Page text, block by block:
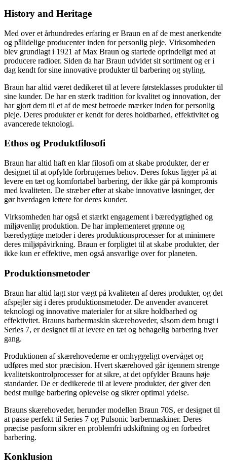
History and Heritage
Med over et århundredes erfaring er Braun en af de mest anerkendte
og pålidelige producenter inden for personlig pleje. Virksomheden
blev grundlagt i 1921 af Max Braun og startede oprindeligt med at
producere radioer. Siden da har Braun udvidet sit sortiment og er i
dag kendt for sine innovative produkter til barbering og styling.
Braun har altid været dedikeret til at levere førsteklasses produkter til
sine kunder. De har en stærk tradition for kvalitet og innovation, der
har gjort dem til et af de mest betroede mærker inden for personlig
pleje. Deres produkter er kendt for deres holdbarhed, effektivitet og
avancerede teknologi.
Ethos og Produktfilosofi
Braun har altid haft en klar filosofi om at skabe produkter, der er
designet til at opfylde forbrugernes behov. Deres fokus ligger på at
levere en tæt og komfortabel barbering, der ikke går på kompromis
med kvaliteten. De stræber efter at skabe innovative løsninger, der
gør hverdagen lettere for deres kunder.
Virksomheden har også et stærkt engagement i bæredygtighed og
miljøvenlig produktion. De har implementeret grønne og
bæredygtige metoder i deres produktionsprocesser for at minimere
deres miljøpåvirkning. Braun er forpligtet til at skabe produkter, der
ikke kun er effektive, men også ansvarlige over for planeten.
Produktionsmetoder
Braun har altid lagt stor vægt på kvaliteten af deres produkter, og det
afspejler sig i deres produktionsmetoder. De anvender avanceret
teknologi og innovative materialer for at sikre holdbarhed og
effektivitet. Brauns barbermaskin skærehoveder, såsom dem brugt i
Series 7, er designet til at levere en tæt og behagelig barbering hver
gang.
Produktionen af ​​skærehovederne er omhyggeligt overvåget og
udføres med stor præcision. Hvert skærehoved går igennem strenge
kvalitetskontrolprocesser for at sikre, at det opfylder Brauns høje
standarder. De er dedikerede til at levere produkter, der giver den
bedst mulige barbering oplevelse og sikrer optimal ydelse.
Brauns skærehoveder, herunder modellen Braun 70S, er designet til
at passe perfekt til Series 7 og Pulsonic barbermaskiner. Deres
præcise pasform sikrer en problemfri udskiftning og en forbedret
barbering.
Konklusion